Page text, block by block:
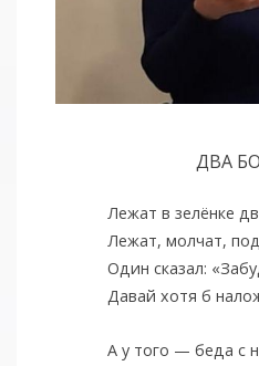
ДВА
Лежат в зелёнке
Лежат, молчат,
Один сказал:
Давай хотя б
А у того — беда с